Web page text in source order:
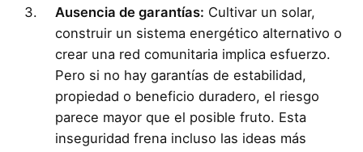
Ausencia de garantías: Cultivar un solar,
construir un sistema energético alternativo o
crear una red comunitaria implica esfuerzo.
Pero si no hay garantías de estabilidad,
propiedad o beneficio duradero, el riesgo
parece mayor que el posible fruto. Esta
inseguridad frena incluso las ideas más